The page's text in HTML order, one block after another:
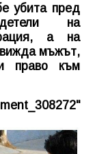
убита пред
на
а на
вижда мъжът,
право към